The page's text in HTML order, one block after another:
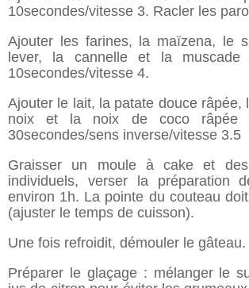
10secondes/vitesse 3. Racler les
Ajouter les farines, la maïzena, le
lever, la cannelle et la muscade
10secondes/vitesse 4.
Ajouter le lait, la patate douce râpée,
noix et la noix de coco râpée
30secondes/sens inverse/vitesse 3.5
Graisser un moule à cake et
individuels, verser la préparation
environ 1h. La pointe du couteau
(ajuster le temps de cuisson).
Une fois refroidit, démouler le gâteau.
Préparer le glaçage : mélanger le